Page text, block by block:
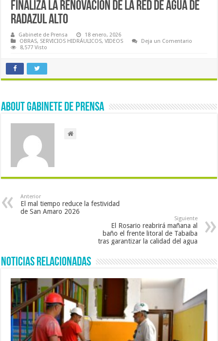
FINALIZA LA RENOVACIÓN DE LA RED DE AGUA DE
RADAZUL ALTO
Gabinete de Prensa
18 enero, 2026
OBRAS, SERVICIOS HIDRÁULICOS,VIDEOS
Deja un Comentario
8,577 Visto
About Gabinete de Prensa
Anterior
El mal tiempo reduce la festividad
de San Amaro 2026
Siguiente
El Rosario reabrirá mañana al
baño el frente litoral de Tabaiba
tras garantizar la calidad del agua
Noticias Relacionadas